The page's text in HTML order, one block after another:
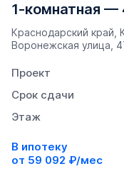
1-комнатная —
Краснодарский край,
Воронежская улица,
Проект
Срок сдачи
Этаж
В ипотеку
от 59 092 ₽/мес